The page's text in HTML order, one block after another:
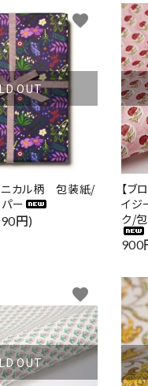
OUT
ニカル柄 包装紙/
ー
円)
favorite
【ブ
イジ
ク/
900
OUT
favorite